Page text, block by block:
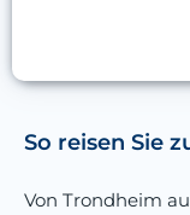
So reisen Sie
Von Trondheim